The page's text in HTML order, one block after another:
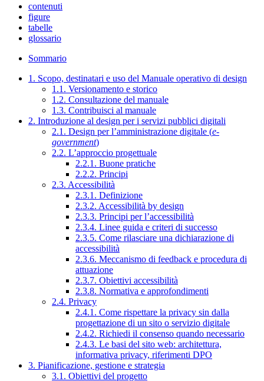
contenuti
figure
tabelle
glossario
Sommario
1. Scopo, destinatari e uso del Manuale operativo di design
1.1. Versionamento e storico
1.2. Consultazione del manuale
1.3. Contribuisci al manuale
2. Introduzione al design per i servizi pubblici digitali
2.1. Design per l’amministrazione digitale (e-
government)
2.2. L’approccio progettuale
2.2.1. Buone pratiche
2.2.2. Principi
2.3. Accessibilità
2.3.1. Definizione
2.3.2. Accessibilità by design
2.3.3. Principi per l’accessibilità
2.3.4. Linee guida e criteri di successo
2.3.5. Come rilasciare una dichiarazione di
accessibilità
2.3.6. Meccanismo di feedback e procedura di
attuazione
2.3.7. Obiettivi accessibilità
2.3.8. Normativa e approfondimenti
2.4. Privacy
2.4.1. Come rispettare la privacy sin dalla
progettazione di un sito o servizio digitale
2.4.2. Richiedi il consenso quando necessario
2.4.3. Le basi del sito web: architettura,
informativa privacy, riferimenti DPO
3. Pianificazione, gestione e strategia
3.1. Obiettivi del progetto